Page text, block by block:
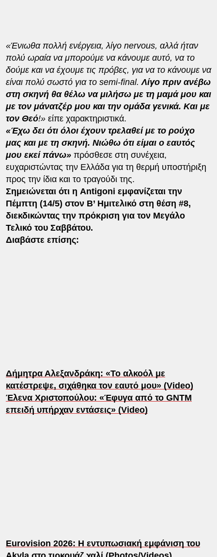
«Ένιωθα πολλή ενέργεια, λίγο nervous, αλλά ήταν
πολύ ωραία να μπορούμε να κάνουμε αυτό, να το
δούμε και να έχουμε τις πρόβες, για να το κάνουμε να
είναι πολύ σωστό για το semi-final. Λίγο πριν ανέβω
στη σκηνή θα θέλω να μιλήσω με τη μαμά μου και
με τον μάνατζέρ μου και την ομάδα γενικά. Και με
τον Θεό!»είπε χαρακτηριστικά.
«Έχω δει ότι όλοι έχουν τρελαθεί με το ρούχο
μας και με τη σκηνή. Νιώθω ότι είμαι ο εαυτός
μου εκεί πάνω» πρόσθεσε στη συνέχεια,
ευχαριστώντας την Ελλάδα για τη θερμή υποστήριξη
προς την ίδια και το τραγούδι της.
Σημειώνεται ότι η Antigoni εμφανίζεται την
Πέμπτη (14/5) στον Β’ Ημιτελικό στη θέση #8,
διεκδικώντας την πρόκριση για τον Μεγάλο
Τελικό του Σαββάτου.
Διαβάστε επίσης:
Δήμητρα Αλεξανδράκη: «Το αλκοόλ με
κατέστρεψε, σιχάθηκα τον εαυτό μου» (Video)
Έλενα Χριστοπούλου: «Έφυγα από το GNTM
επειδή υπήρχαν εντάσεις» (Video)
Eurovision 2026: Η εντυπωσιακή εμφάνιση του